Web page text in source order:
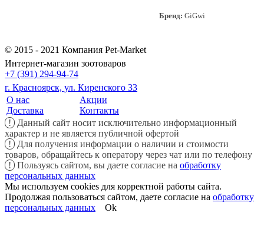
Бренд: GiGwi
© 2015 - 2021 Компания Pet-Market
Интернет-магазин зоотоваров
+7 (391) 294-94-74
г. Красноярск, ул. Киренского 33
О нас
Доставка
Акции
Контакты
!
Данный сайт носит исключительно информационный
характер и не является публичной офертой
!
Для получения информации о наличии и стоимости
товаров, обращайтесь к оператору через чат или по телефону
!
Пользуясь сайтом, вы даете согласие на обработку
персональных данных
Мы используем cookies для корректной работы сайта.
Продолжая пользоваться сайтом, даете согласие на обработку
персональных данных
Ok